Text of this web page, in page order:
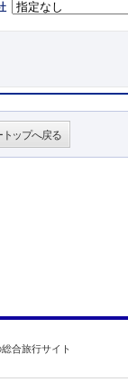
ップへ戻る
合旅行サイト